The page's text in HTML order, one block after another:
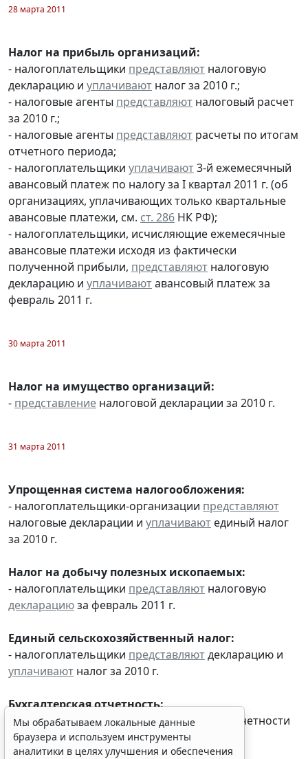
28 марта 2011
Налог на прибыль организаций:
- налогоплательщики представляют налоговую
декларацию и уплачивают налог за 2010 г.;
- налоговые агенты представляют налоговый расчет
за 2010 г.;
- налоговые агенты представляют расчеты по итогам
отчетного периода;
- налогоплательщики уплачивают3-й ежемесячный
авансовый платеж по налогу за I квартал 2011 г. (об
организациях, уплачивающих только квартальные
авансовые платежи, см. ст. 286 НК РФ);
- налогоплательщики, исчисляющие ежемесячные
авансовые платежи исходя из фактически
полученной прибыли, представляют налоговую
декларацию и уплачиваютавансовый платеж за
февраль 2011 г.
30 марта 2011
Налог на имущество организаций:
- представление налоговой декларации за 2010 г.
31 марта 2011
Упрощенная система налогообложения:
- налогоплательщики-организации представляют
налоговые декларации и уплачивают единый налог
за 2010 г.
Налог на добычу полезных ископаемых:
- налогоплательщики представляют налоговую
декларациюза февраль 2011 г.
Единый сельскохозяйственный налог:
- налогоплательщики представляютдекларацию и
уплачивают налог за 2010 г.
Бухгалтерская отчетность:
-представлениегодовой бухгалтерской отчетности
за 2010 г.
Мы обрабатываем локальные данные
браузера и используем инструменты
аналитики в целях улучшения и обеспечения